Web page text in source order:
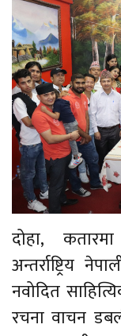
दोहा,
अन्तर्राष्ट्रिय
नवोदित
रचना वाचन